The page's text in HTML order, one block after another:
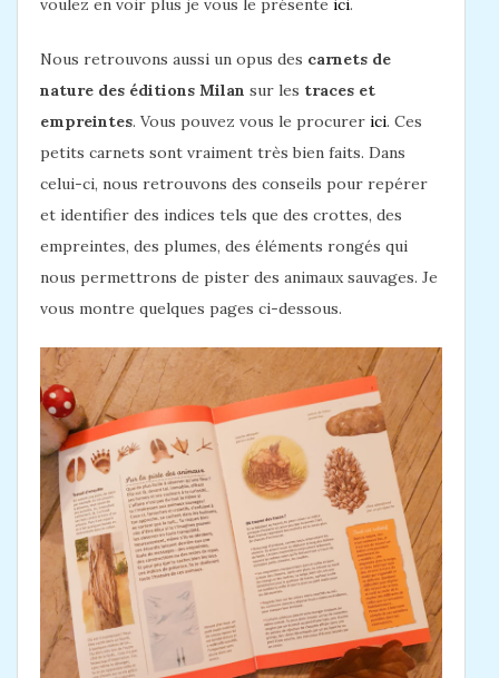
voulez en voir plus je vous le présente ici.
Nous retrouvons aussi un opus des carnets de
nature des éditions Milan sur les traces et
empreintes. Vous pouvez vous le procurer ici. Ces
petits carnets sont vraiment très bien faits. Dans
celui-ci, nous retrouvons des conseils pour repérer
et identifier des indices tels que des crottes, des
empreintes, des plumes, des éléments rongés qui
nous permettrons de pister des animaux sauvages. Je
vous montre quelques pages ci-dessous.